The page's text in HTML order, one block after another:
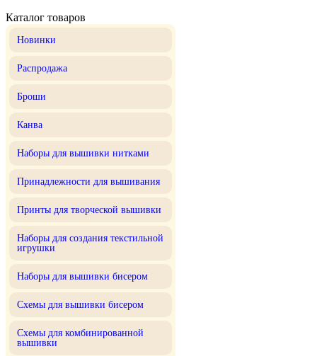
Каталог товаров
Новинки
Распродажа
Броши
Канва
Наборы для вышивки нитками
Принадлежности для вышивания
Принты для творческой вышивки
Наборы для создания текстильной
игрушки
Наборы для вышивки бисером
Схемы для вышивки бисером
Схемы для комбинированной
вышивки